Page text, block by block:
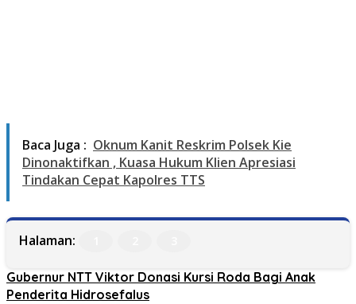
Baca Juga : Oknum Kanit Reskrim Polsek Kie
Dinonaktifkan , Kuasa Hukum Klien Apresiasi
Tindakan Cepat Kapolres TTS
Halaman:
Gubernur NTT Viktor Donasi Kursi Roda Bagi Anak
Penderita Hidrosefalus